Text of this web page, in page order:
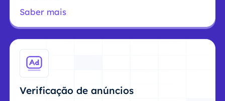
Saber mais
Verificação de anúncios